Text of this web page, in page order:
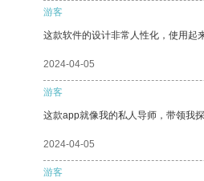
游客
这款软件的设计非常人性化，使用起
2024-04-05
游客
这款app就像我的私人导师，带领我探
2024-04-05
游客